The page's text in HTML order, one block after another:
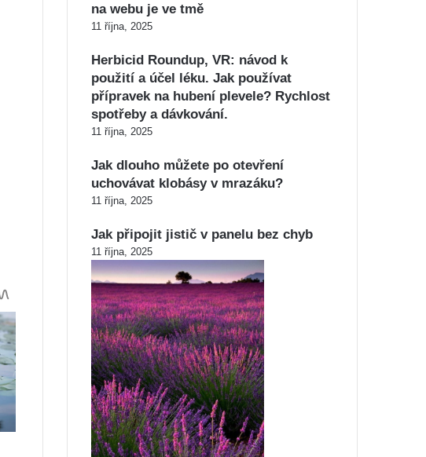
na webu je ve tmě
11 října, 2025
Herbicid Roundup, VR: návod k
použití a účel léku. Jak používat
přípravek na hubení plevele? Rychlost
spotřeby a dávkování.
11 října, 2025
Jak dlouho můžete po otevření
uchovávat klobásy v mrazáku?
11 října, 2025
Jak připojit jistič v panelu bez chyb
11 října, 2025